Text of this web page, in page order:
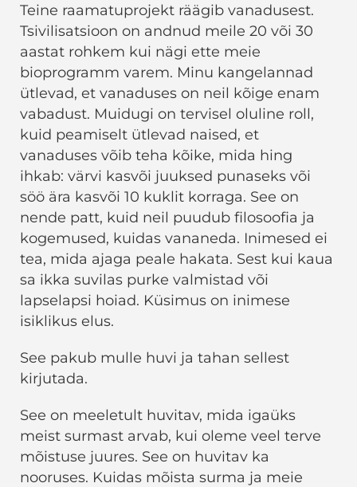
Teine raamatuprojekt räägib vanadusest.
Tsivilisatsioon on andnud meile 20 või 30
aastat rohkem kui nägi ette meie
bioprogramm varem. Minu kangelannad
ütlevad, et vanaduses on neil kõige enam
vabadust. Muidugi on tervisel oluline roll,
kuid peamiselt ütlevad naised, et
vanaduses võib teha kõike, mida hing
ihkab: värvi kasvõi juuksed punaseks või
söö ära kasvõi 10 kuklit korraga. See on
nende patt, kuid neil puudub filosoofia ja
kogemused, kuidas vananeda. Inimesed ei
tea, mida ajaga peale hakata. Sest kui kaua
sa ikka suvilas purke valmistad või
lapselapsi hoiad. Küsimus on inimese
isiklikus elus.
See pakub mulle huvi ja tahan sellest
kirjutada.
See on meeletult huvitav, mida igaüks
meist surmast arvab, kui oleme veel terve
mõistuse juures. See on huvitav ka
nooruses. Kuidas mõista surma ja meie